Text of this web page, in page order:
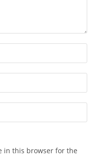
in this browser for the